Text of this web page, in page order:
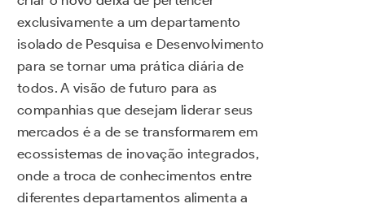
exclusivamente a um departamento
isolado de Pesquisa e Desenvolvimento
para se tornar uma prática diária de
todos. A visão de futuro para as
companhias que desejam liderar seus
mercados é a de se transformarem em
ecossistemas de inovação integrados,
onde a troca de conhecimentos entre
diferentes departamentos alimenta a